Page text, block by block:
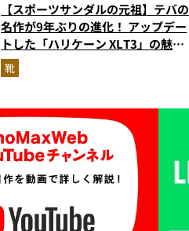
【スポーツサンダルの元祖】テバの
名作が9年ぶりの進化！ アップデー
トした「ハリケーン XLT3」の魅力
を識者があらゆる角度から徹底解
説！
靴